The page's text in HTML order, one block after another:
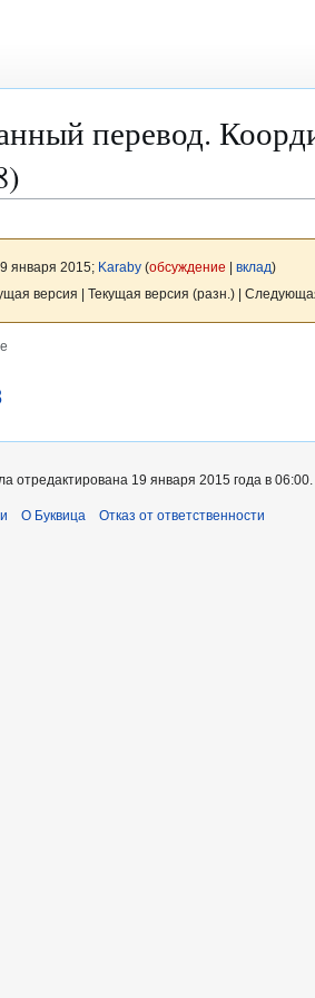
перевод.
января 2015; Karaby (обсуждение вклад)
версия | Текущая версия (разн.) |
отредактирована 19 января 2015 года в 06:00.
О Буквица Отказ от ответственности